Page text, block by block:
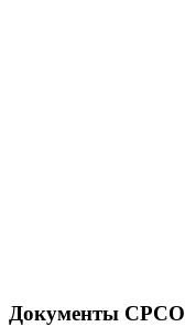
Документы СРСО